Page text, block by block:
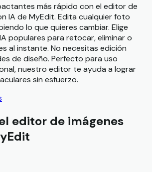
más rápido con el editor de
IA de MyEdit. Edita cualquier foto
lo que quieres cambiar. Elige
populares para retocar, eliminar o
al instante. No necesitas edición
de diseño. Perfecto para uso
nuestro editor te ayuda a lograr
sin esfuerzo.
editor de imágenes